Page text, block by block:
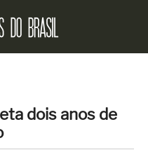
dois anos de